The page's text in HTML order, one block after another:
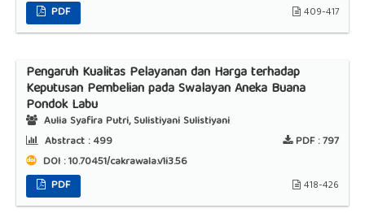
PDF
409-417
Pengaruh Kualitas Pelayanan dan Harga terhadap
Keputusan Pembelian pada Swalayan Aneka Buana
Pondok Labu
Aulia Syafira Putri, Sulistiyani Sulistiyani
Abstract :499 PDF :797
DOI : 10.70451/cakrawala.v1i3.56
PDF
418-426